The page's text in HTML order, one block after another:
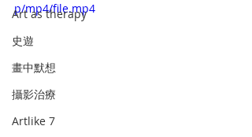
Art as therapy
史遊
畫中默想
攝影治療
Artlike 7
p/mp4/file.mp4